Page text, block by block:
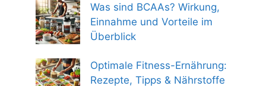
Was sind BCAAs? Wirkung,
Einnahme und Vorteile im
Überblick
Optimale Fitness-Ernährung:
Rezepte, Tipps & Nährstoffe